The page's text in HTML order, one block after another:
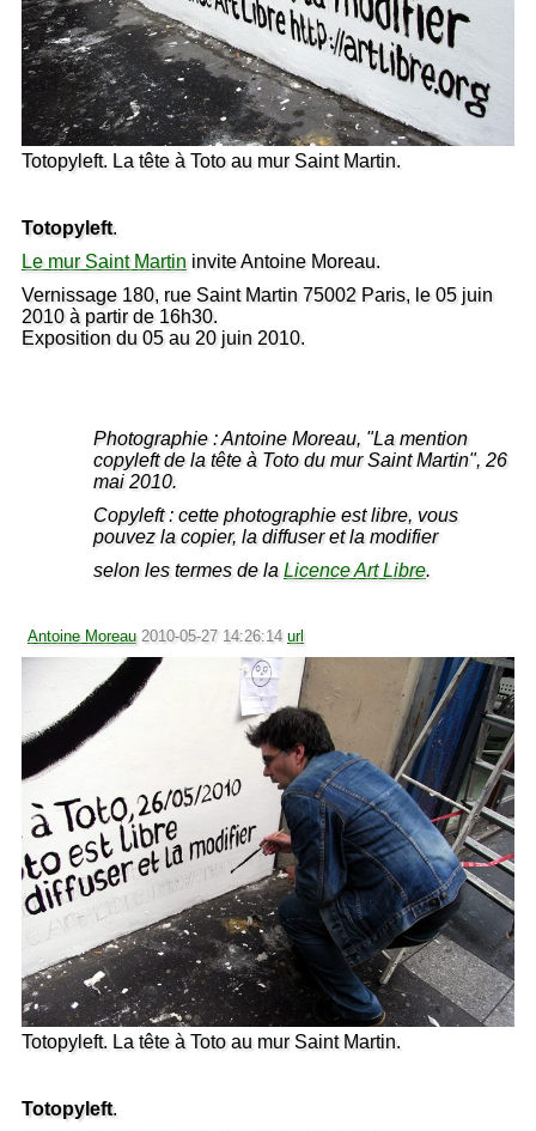
Totopyleft. La tête à Toto au mur Saint Martin.
Totopyleft.
Le mur Saint Martin invite Antoine Moreau.
Vernissage 180, rue Saint Martin 75002 Paris, le 05 juin
2010 à partir de 16h30.
Exposition du 05 au 20 juin 2010.
Photographie : Antoine Moreau, "La mention
copyleft de la tête à Toto du mur Saint Martin", 26
mai 2010.
Copyleft : cette photographie est libre, vous
pouvez la copier, la diffuser et la modifier
selon les termes de laLicence Art Libre.
Antoine Moreau 2010-05-27 14:26:14 url
Totopyleft. La tête à Toto au mur Saint Martin.
Totopyleft.